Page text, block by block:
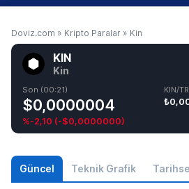
Doviz.com » Kripto Paralar » Kin
KIN
Kin
Son (00:21)
$0,0000004
%-2,10 (-$0,0000000)
KIN/
Güncel Teknik Grafik